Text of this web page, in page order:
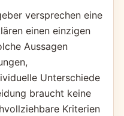
versprechen eine
einen einzigen
Aussagen
Unterschiede
braucht keine
Kriterien